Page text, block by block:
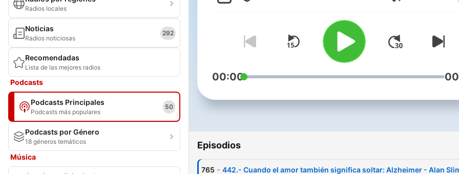
Radios locales
Noticias
Radios noticiosas
292
Recomendadas
Lista de las mejores radios
Podcasts
Podcasts Principales
Podcasts más populares
50
Podcasts por Género
18 géneros temáticos
Música
personal y consciencia
empodera y apoya, para
alcances tus sueños y
00:00
Episodios
765 - 442.- Cuando el amor también significa soltar: Alzheimer - Alan